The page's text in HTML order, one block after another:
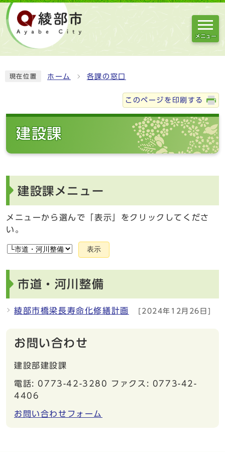
メニュー
現在位置 ホーム 各課の窓口
このページを印刷する
建設課
建設課メニュー
メニューから選んで「表示」をクリックしてくださ
い。
表示
市道・河川整備
綾部市橋梁長寿命化修繕計画 [2024年12月26日]
お問い合わせ
建設部建設課
電話: 0773-42-3280 ファクス: 0773-42-
4406
お問い合わせフォーム